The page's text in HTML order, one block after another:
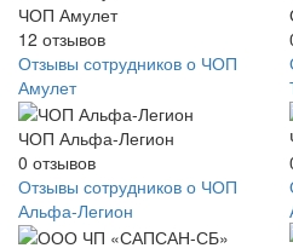
ЧОП Амулет
12 отзывов
Отзывы сотрудников о ЧОП
Амулет
ЧОП Альфа-Легион
0 отзывов
Отзывы сотрудников о ЧОП
Альфа-Легион